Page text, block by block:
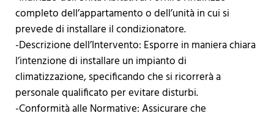
completo dell’appartamento o dell’unità in cui si
prevede di installare il condizionatore.
-Descrizione dell’Intervento: Esporre in maniera chiara
l’intenzione di installare un impianto di
climatizzazione, specificando che si ricorrerà a
personale qualificato per evitare disturbi.
-Conformità alle Normative: Assicurare che